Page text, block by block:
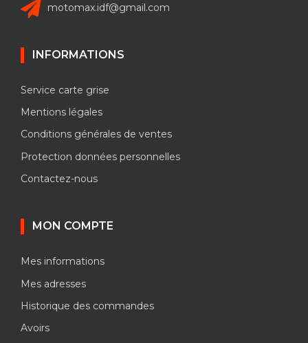
motomax.idf@gmail.com
INFORMATIONS
Service carte grise
Mentions légales
Conditions générales de ventes
Protection données personnelles
Contactez-nous
MON COMPTE
Mes informations
Mes adresses
Historique des commandes
Avoirs